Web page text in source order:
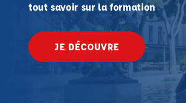
tout savoir sur la formation
JE DÉCOUVRE